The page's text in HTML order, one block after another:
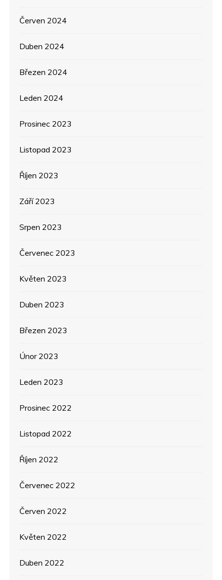
Červen 2024
Duben 2024
Březen 2024
Leden 2024
Prosinec 2023
Listopad 2023
Říjen 2023
Září 2023
Srpen 2023
Červenec 2023
Květen 2023
Duben 2023
Březen 2023
Únor 2023
Leden 2023
Prosinec 2022
Listopad 2022
Říjen 2022
Červenec 2022
Červen 2022
Květen 2022
Duben 2022